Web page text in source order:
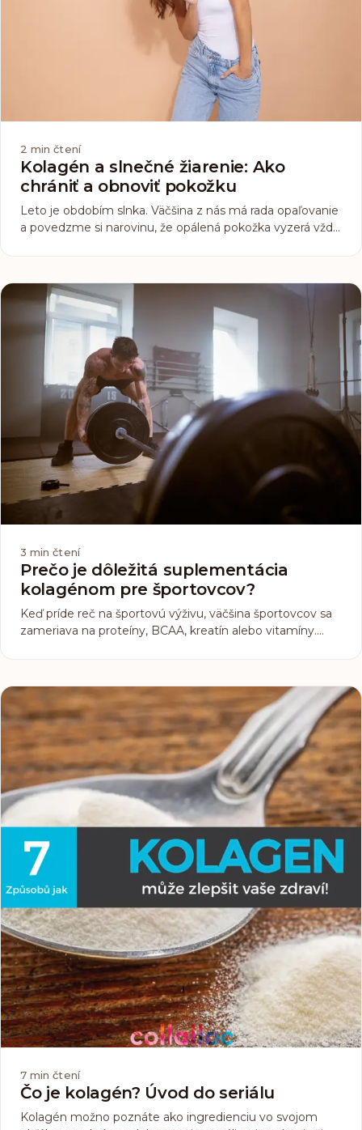
2 min čtení
Kolagén a slnečné žiarenie: Ako
chrániť a obnoviť pokožku
Leto je obdobím slnka. Väčšina z nás má rada opaľovanie
a povedzme si narovinu, že opálená pokožka vyzerá vždy
vystavením ultrafialovému (UV) žiareniu…
3 min čtení
Prečo je dôležitá suplementácia
kolagénom pre športovcov?
Keď príde reč na športovú výživu, väčšina športovcov sa
zameriava na proteíny, BCAA, kreatín alebo vitamíny.
pokožke a vlasoch, ale predovšetkým o podpore svalov,
kĺbov a šliach, teda tých častí tela, ktoré každý športovec
zaťažuje na maximum.
7 min čtení
Čo je kolagén? Úvod do seriálu
Kolagén možno poznáte ako ingredienciu vo svojom